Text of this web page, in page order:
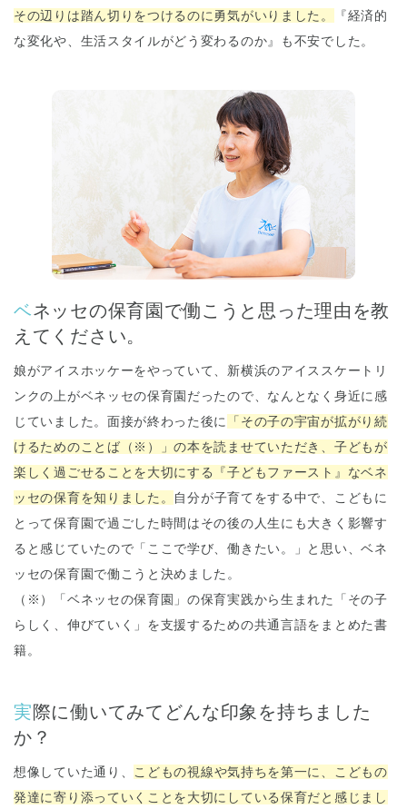
その辺りは踏ん切りをつけるのに勇気がいりました。
『経済的
な変化や、生活スタイルがどう変わるのか』も不安でした。
ベネッセの保育園で働こうと思った理由を教
えてください。
娘がアイスホッケーをやっていて、新横浜のアイススケートリ
ンクの上がベネッセの保育園だったので、なんとなく身近に感
じていました。面接が終わった後に
「その子の宇宙が拡がり続
けるためのことば（※）」の本を読ませていただき、子どもが
楽しく過ごせることを大切にする『子どもファースト』なベネ
ッセの保育を知りました。 自分が子育てをする中で、こどもに
とって保育園で過ごした時間はその後の人生にも大きく影響す
ると感じていたので「ここで学び、働きたい。」と思い、ベネ
ッセの保育園で働こうと決めました。
（※）「ベネッセの保育園」の保育実践から生まれた「その子
らしく、伸びていく」を支援するための共通言語をまとめた書
籍。
実際に働いてみてどんな印象を持ちました
か？
想像していた通り、
こどもの視線や気持ちを第一に、こどもの
発達に寄り添っていくことを大切にしている保育だと感じまし